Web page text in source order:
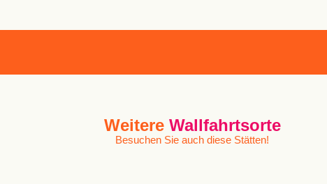
Weitere Wallfahrtsorte
Besuchen Sie auch diese Stätten!